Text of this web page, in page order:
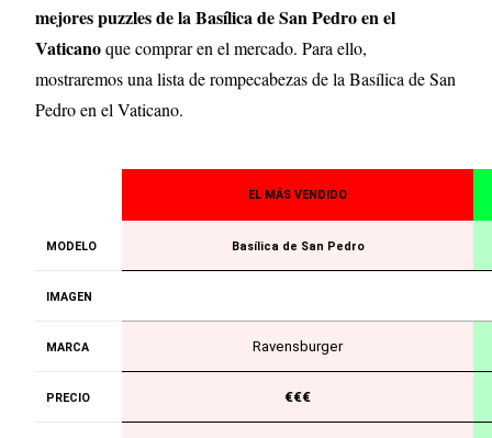
mejores puzzles de la Basílica de San Pedro en el
Vaticanoque comprar en el mercado. Para ello,
mostraremos una lista de rompecabezas de la Basílica de San
Pedro en el Vaticano.
EL MÁS VENDIDO
MODELO Basílica de San Pedro
IMAGEN
MARCA Ravensburger
PRECIO €€€